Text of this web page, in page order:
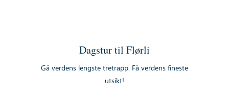
Dagstur til Flørli
Gå verdens lengste tretrapp. Få verdens fineste
utsikt!